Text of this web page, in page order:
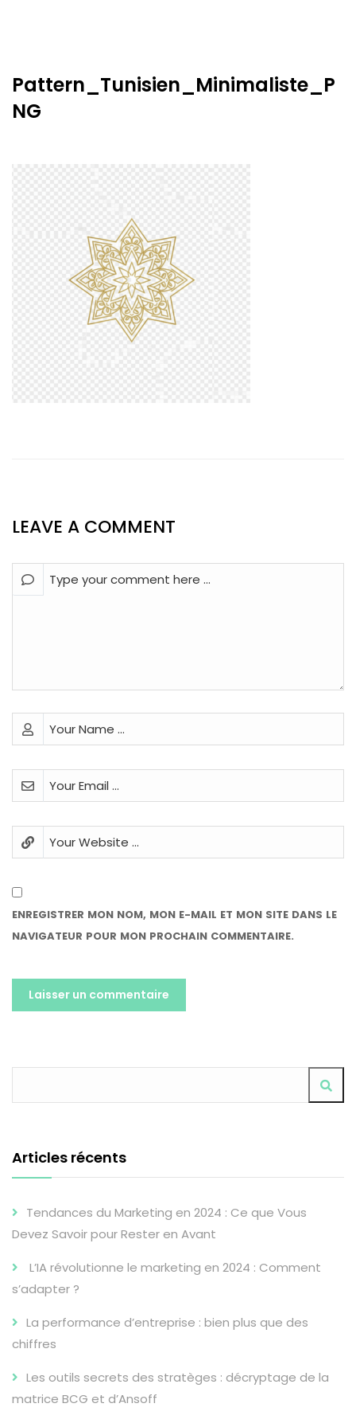
Pattern_Tunisien_Minimaliste_P
NG
LEAVE A COMMENT
ENREGISTRER MON NOM, MON E-MAIL ET MON SITE DANS LE
NAVIGATEUR POUR MON PROCHAIN COMMENTAIRE.
Articles récents
Tendances du Marketing en 2024 : Ce que Vous
Devez Savoir pour Rester en Avant
L’IA révolutionne le marketing en 2024 : Comment
s’adapter ?
La performance d’entreprise : bien plus que des
chiffres
Les outils secrets des stratèges : décryptage de la
matrice BCG et d’Ansoff